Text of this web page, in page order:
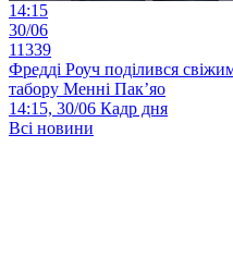
14:15
30/06
11339
Фредді Роуч поділився
табору Менні Пак’яо
14:15, 30/06 Кадр дня
Всі новини